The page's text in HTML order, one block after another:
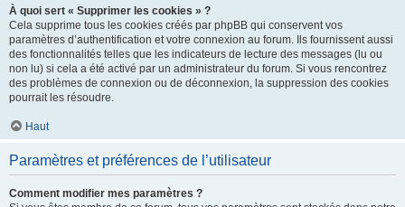
À quoi sert « Supprimer les cookies » ?
Cela supprime tous les cookies créés par phpBB qui conservent vos
paramètres d’authentification et votre connexion au forum. Ils fournissent aussi
des fonctionnalités telles que les indicateurs de lecture des messages (lu ou
non lu) si cela a été activé par un administrateur du forum. Si vous rencontrez
des problèmes de connexion ou de déconnexion, la suppression des cookies
pourrait les résoudre.
Haut
Paramètres et préférences de l’utilisateur
Comment modifier mes paramètres ?